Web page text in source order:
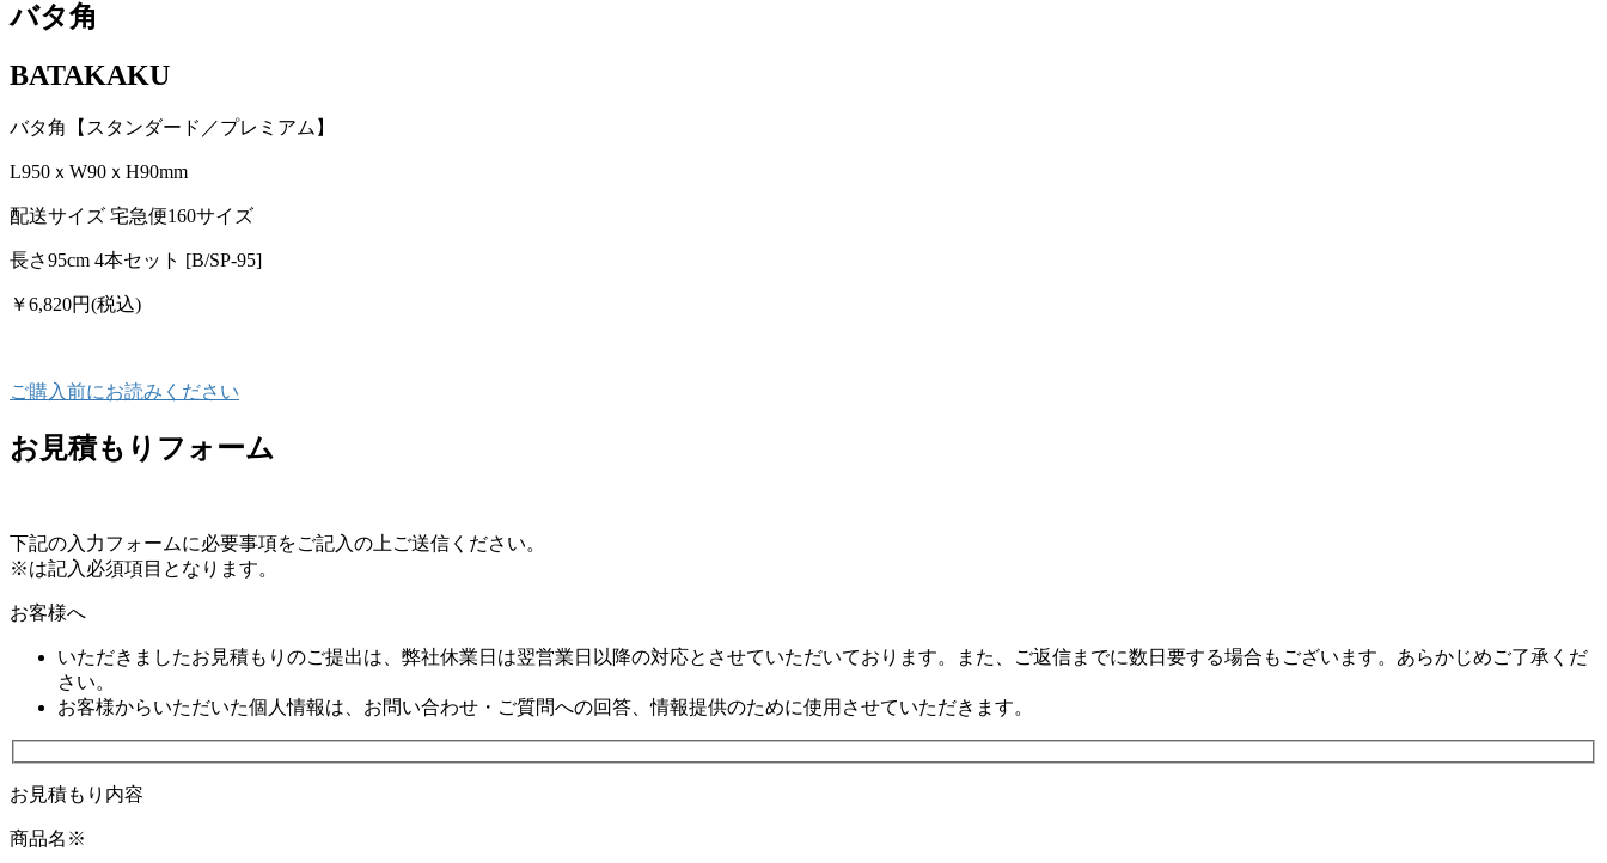
バタ角
BATAKAKU
バタ角【スタンダード／プレミアム】
L950ｘW90ｘH90mm
配送サイズ 宅急便160サイズ
長さ95cm 4本セット [B/SP-95]
￥6,820円(税込)
ご購入前にお読みください
お見積もりフォーム
下記の入力フォームに必要事項をご記入の上ご送信ください。
※は記入必須項目となります。
お客様へ
いただきましたお見積もりのご提出は、弊社休業日は翌営業日以降の対応とさせていただいております。また、ご返信までに数日要する場合もございます。あらかじめご了承くだ
さい。
お客様からいただいた個人情報は、お問い合わせ・ご質問への回答、情報提供のために使用させていただきます。
お見積もり内容
商品名 ※